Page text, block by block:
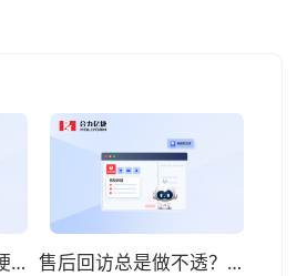
担心机器语音过于生硬？AI电话系统已实现“情绪识别”与动态回复 售后回访总是做不透？利用AI电话系统搭建“自动化温暖”客户关怀体系